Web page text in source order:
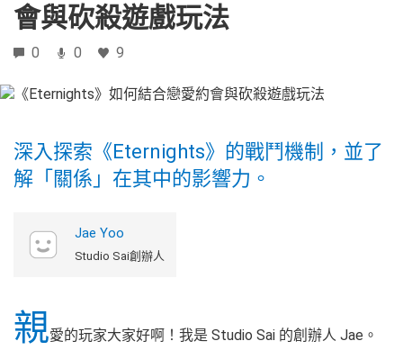
會與砍殺遊戲玩法
0 0 9
深入探索《Eternights》的戰鬥機制，並了
解「關係」在其中的影響力。
Jae Yoo
Studio Sai創辦人
親愛的玩家大家好啊！我是 Studio Sai 的創辦人 Jae。